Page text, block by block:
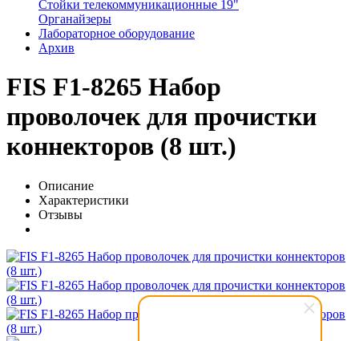
Стойки телекоммуникационные 19"
Органайзеры
Лабораторное оборудование
Архив
FIS F1-8265 Набор
проволочек для прочистки
коннекторов (8 шт.)
Описание
Характеристики
Отзывы